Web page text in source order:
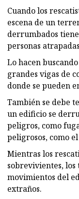
Cuando los
escena de un
derrumbados
personas
Lo hacen
grandes vigas de
donde se pueden
También se debe
un edificio se
peligros, como
peligrosos, como
Mientras los
sobrevivientes, los
movimientos del
extraños.